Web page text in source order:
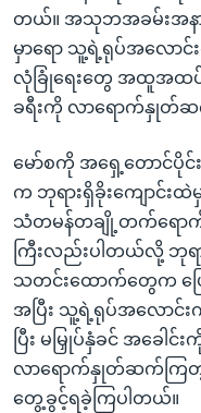
ကျော်
ရန်
တယ်။ အသုဘအခမ်းအနား
မှာရော သူ့ရဲ့ရုပ်အလောင်း
လုံခြုံရေးတွေ အထူအထပ်
ခရီးကို လာရောက်နှုတ်ဆ
မော်စကို အရှေ့တောင်ပိုင်း
က ဘုရားရှိခိုးကျောင်းထဲ
သံတမန်တချို့တက်ရော
ကြီးလည်းပါတယ်လို့ ဘုရား
သတင်းထောက်တွေက ပြ
အပြီး သူ့ရဲ့ရုပ်အလောင်
ပြီး မမြှုပ်နှံခင် အခေ
လာရောက်နှုတ်ဆက်ကြတဲ့
တွေ့ခွင့်ရခဲ့ကြပါတယ်။